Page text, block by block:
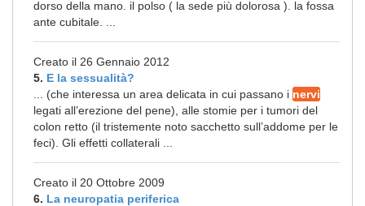
dorso della mano. il polso ( la sede più dolorosa ). la fossa
ante cubitale. ...
Creato il 26 Gennaio 2012
5. E la sessualità?
... (che interessa un area delicata in cui passano i nervi
legati all’erezione del pene), alle stomie per i tumori del
colon retto (il tristemente noto sacchetto sull’addome per le
feci). Gli effetti collaterali ...
Creato il 20 Ottobre 2009
6. La neuropatia periferica